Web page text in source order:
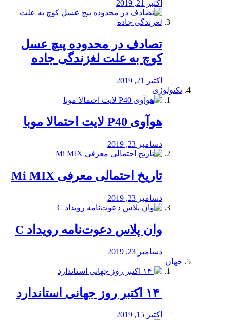
اکتبر 21, 2019
تصادف در محدوده پیچ عسل
کوچ به علت لغزندگی جاده
اکتبر 21, 2019
تکنولوژی
هوآوی P40 لایت احتمالا موبا
دسامبر 23, 2019
تاریخ احتمالی معرفی Mi MIX
دسامبر 23, 2019
وان پلاس دعوت‌نامه رویداد C
دسامبر 23, 2019
جهان
اکتبر 15, 2019